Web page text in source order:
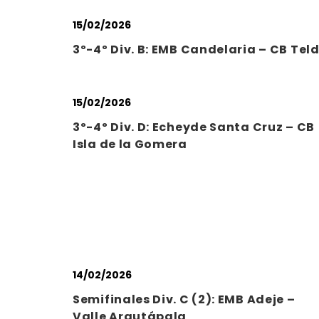
15/02/2026
3º-4º Div. B: EMB Candelaria – CB
15/02/2026
3º-4º Div. D: Echeyde Santa Cruz – CB
Isla de la Gomera
14/02/2026
Semifinales Div. C (2): EMB Adeje –